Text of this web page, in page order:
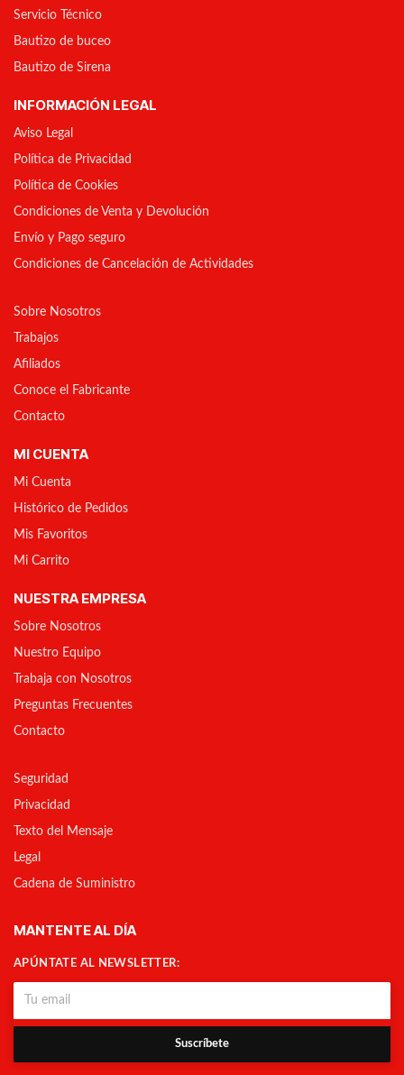
Servicio Técnico
Bautizo de buceo
Bautizo de Sirena
INFORMACIÓN LEGAL
Aviso Legal
Política de Privacidad
Política de Cookies
Condiciones de Venta y Devolución
Envío y Pago seguro
Condiciones de Cancelación de Actividades
Sobre Nosotros
Trabajos
Afiliados
Conoce el Fabricante
Contacto
MI CUENTA
Mi Cuenta
Histórico de Pedidos
Mis Favoritos
Mi Carrito
NUESTRA EMPRESA
Sobre Nosotros
Nuestro Equipo
Trabaja con Nosotros
Preguntas Frecuentes
Contacto
Seguridad
Privacidad
Texto del Mensaje
Legal
Cadena de Suministro
MANTENTE AL DÍA
APÚNTATE AL NEWSLETTER:
Suscríbete